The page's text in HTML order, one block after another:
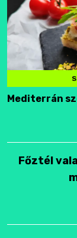
Mediterrán
Főztél